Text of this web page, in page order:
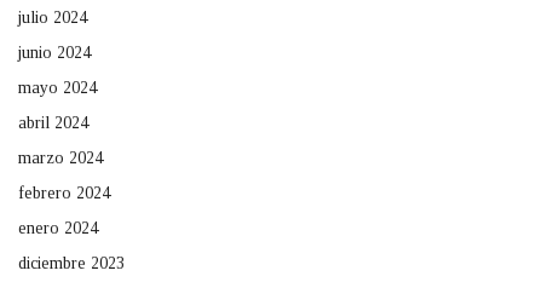
julio 2024
junio 2024
mayo 2024
abril 2024
marzo 2024
febrero 2024
enero 2024
diciembre 2023